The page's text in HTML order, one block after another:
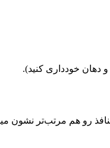
رو هم مرتب‌تر نشون